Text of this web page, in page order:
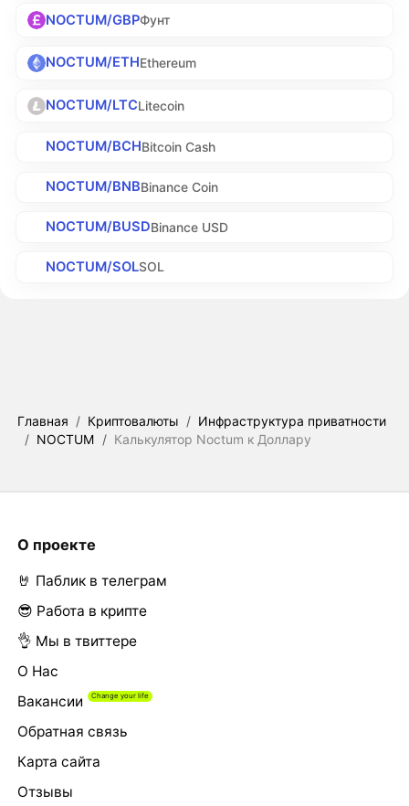
NOCTUM/GBPФунт
NOCTUM/ETHEthereum
NOCTUM/LTCLitecoin
NOCTUM/BCHBitcoin Cash
NOCTUM/BNBBinance Coin
NOCTUM/BUSDBinance USD
NOCTUM/SOLSOL
Главная / Криптовалюты / Инфраструктура приватности
/ NOCTUM / Калькулятор Noctum к Доллару
О проекте
🤘 Паблик в телеграм
😎 Работа в крипте
👌 Мы в твиттере
О Нас
Вакансии
Обратная связь
Карта сайта
Отзывы